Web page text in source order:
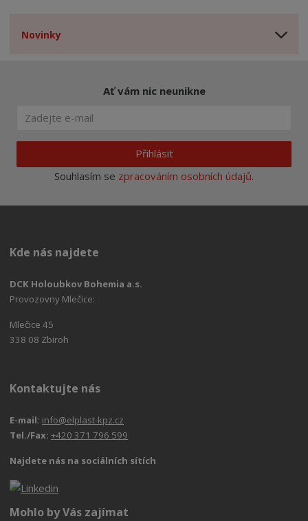
Novinky
Ať vám nic neunikne
Přihlásit
Souhlasím se zpracováním osobních údajů.
Kde nás najdete
DCK Holoubkov Bohemia a.s.
Provozovny Mlečice:
Mlečice 45
338 08 Zbiroh
Kontaktujte nás
E-mail: info@elplast-kpz.cz
Tel./Fax:+420 371 796 599
Najdete nás na sociálních sítích
Mohlo by Vás zajímat